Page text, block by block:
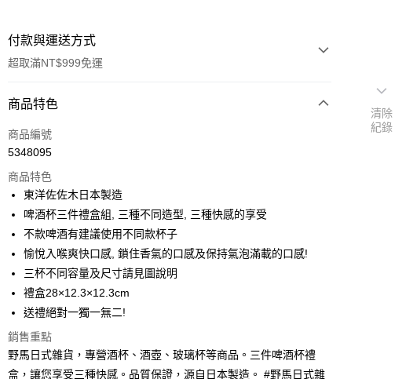
付款與運送方式
超取滿NT$999免運
付款方式
信用卡一次付款
3 期 0 利率 每期NT$240
合作金庫商業銀行
第一商業銀行
華南商業銀行
國泰世華商業銀行
兆豐國際商業銀行
臺灣中小企業銀行
匯豐（台灣）商業銀行
聯邦商業銀行
玉山商業銀行
台新國際商業銀行
中國信託商業銀行
台灣樂天信用卡公司
超商取貨付款
Apple Pay
悠遊付
Google Pay
商品特色
商品編號
5348095
商品特色
東洋佐佐木日本製造
啤酒杯三件禮盒組, 三種不同造型, 三種快感的享受
不款啤酒有建議使用不同款杯子
愉悅入喉爽快口感, 鎖住香氣的口感及保持氣泡滿載的口感!
三杯不同容量及尺寸請見圖說明
禮盒28×12.3×12.3cm
送禮絕對一獨一無二!
銷售重點
野馬日式雜貨，專營酒杯、酒壺、玻璃杯等商品。三件啤酒杯禮
盒，讓您享受三種快感。品質保證，源自日本製造。 #野馬日式雜
清除
紀錄